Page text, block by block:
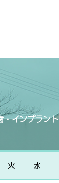
・インプラント
火 水